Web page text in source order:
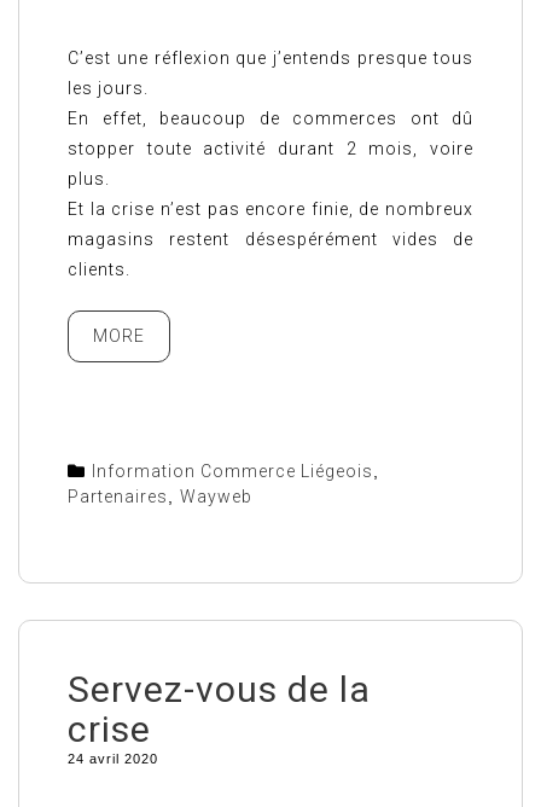
C’est une réflexion que j’entends presque tous
les jours.
En effet, beaucoup de commerces ont dû
stopper toute activité durant 2 mois, voire
plus.
Et la crise n’est pas encore finie, de nombreux
magasins restent désespérément vides de
clients.
MORE
Information Commerce Liégeois
Partenaires
Wayweb
Servez-vous de la
crise
24 avril 2020